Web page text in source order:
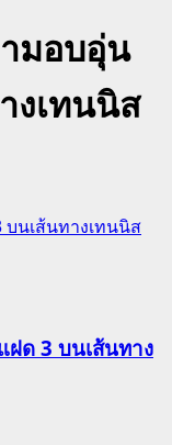
มอบอุ่น
งเทนนิส
นเส้นทางเทนนิส
ฝด 3 บนเส้นทาง